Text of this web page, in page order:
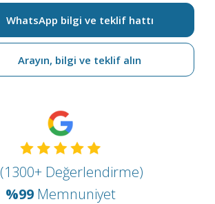
WhatsApp bilgi ve teklif hattı
Arayın, bilgi ve teklif alın
(1300+ Değerlendirme)
%99 Memnuniyet